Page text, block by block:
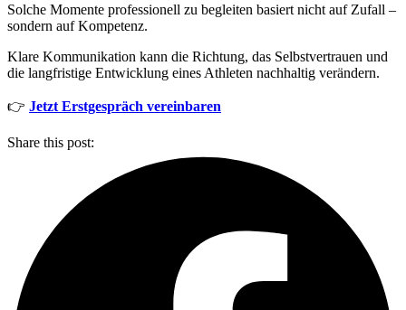
Solche Momente professionell zu begleiten basiert nicht auf Zufall –
sondern auf Kompetenz.
Klare Kommunikation kann die Richtung, das Selbstvertrauen und
die langfristige Entwicklung eines Athleten nachhaltig verändern.
👉 Jetzt Erstgespräch vereinbaren
Share this post: